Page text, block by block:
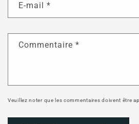
E-mail *
Commentaire *
Veuillez noter que les commentaires doivent être